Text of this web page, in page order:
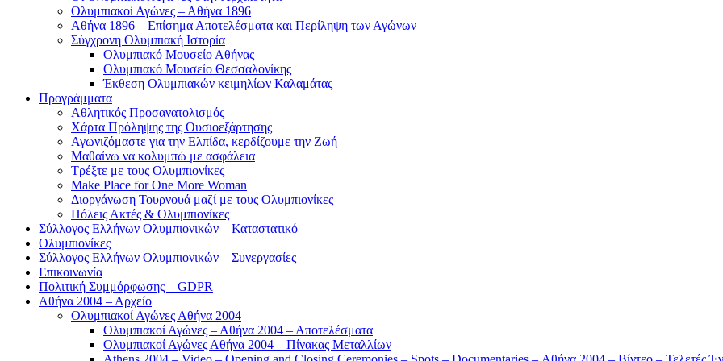
Ολυμπιακοί Αγώνες – Αθήνα 1896
Αθήνα 1896 – Επίσημα Αποτελέσματα και Περίληψη των Αγώνων
Σύγχρονη Ολυμπιακή Ιστορία
Ολυμπιακό Μουσείο Αθήνας
Ολυμπιακό Μουσείο Θεσσαλονίκης
Έκθεση Ολυμπιακών κειμηλίων Καλαμάτας
Προγράμματα
Αθλητικός Προσανατολισμός
Χάρτα Πρόληψης της Ουσιοεξάρτησης
Αγωνιζόμαστε για την Ελπίδα, κερδίζουμε την Ζωή
Μαθαίνω να κολυμπώ με ασφάλεια
Τρέξτε με τους Ολυμπιονίκες
Make Place for One More Woman
Διοργάνωση Τουρνουά μαζί με τους Ολυμπιονίκες
Πόλεις Ακτές & Ολυμπιονίκες
Σύλλογος Ελλήνων Ολυμπιονικών – Καταστατικό
Ολυμπιονίκες
Σύλλογος Ελλήνων Ολυμπιονικών – Συνεργασίες
Επικοινωνία
Πολιτική Συμμόρφωσης – GDPR
Αθήνα 2004 – Αρχείο
Ολυμπιακοί Αγώνες Αθήνα 2004
Ολυμπιακοί Αγώνες – Αθήνα 2004 – Αποτελέσματα
Ολυμπιακοί Αγώνες Αθήνα 2004 – Πίνακας Μεταλλίων